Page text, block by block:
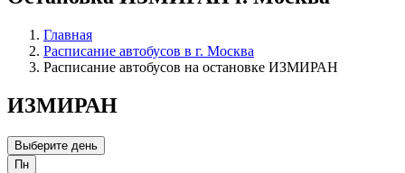
Главная
Расписание автобусов в г. Москва
Расписание автобусов на остановке ИЗМИРАН
ИЗМИРАН
Выберите день
Пн